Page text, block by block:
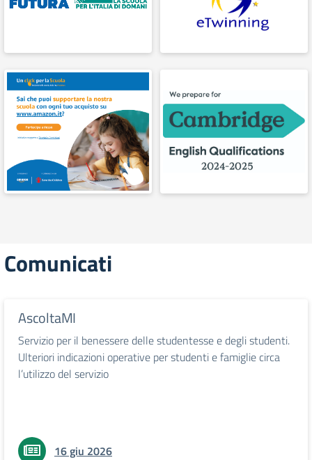
Comunicati
AscoltaMI
Servizio per il benessere delle studentesse e degli studenti.
Ulteriori indicazioni operative per studenti e famiglie circa
l’utilizzo del servizio
16 giu 2026